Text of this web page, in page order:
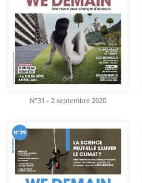
N°31 - 2 septembre 2020